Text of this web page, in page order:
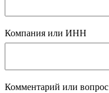
Компания или ИНН
Комментарий или вопрос